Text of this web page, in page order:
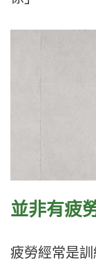
並非有疲
疲勞經常是